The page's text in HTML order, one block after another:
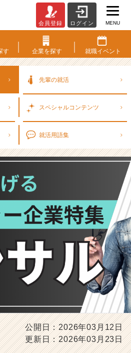
会員登録 ログイン MENU
す 企業を探す 就職イベント
先輩の就活
スペシャルコンテンツ
就活用語集
公開日：2026年03月12日
更新日：2026年03月23日